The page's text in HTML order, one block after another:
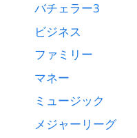
バチェラー3
ビジネス
ファミリー
マネー
ミュージック
メジャーリーグ